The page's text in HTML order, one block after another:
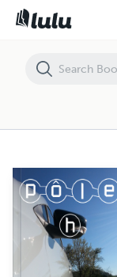
Pôle H